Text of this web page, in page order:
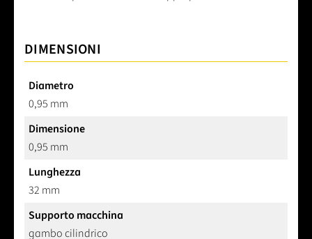
DIMENSIONI
Diametro
0,95 mm
Dimensione
0,95 mm
Lunghezza
32 mm
Supporto macchina
gambo cilindrico